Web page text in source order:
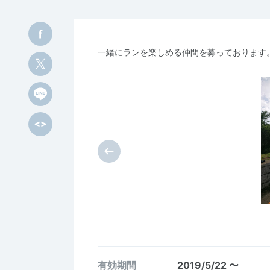
一緒にランを楽しめる仲間を募っております
有効期間 2019/5/22 〜